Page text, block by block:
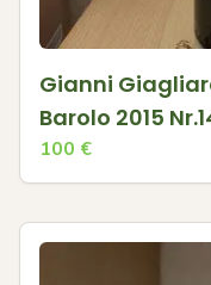
Gianni
Barolo 2015
100 €